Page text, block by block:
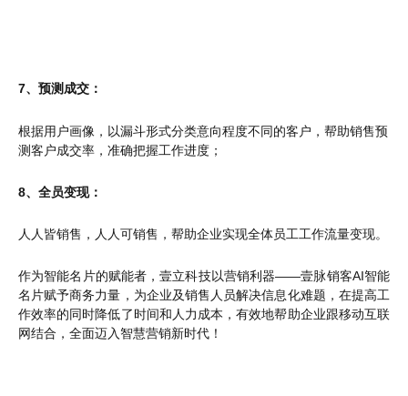
7、预测成交：
根据用户画像，以漏斗形式分类意向程度不同的客户，帮助销售预
测客户成交率，准确把握工作进度；
8、全员变现：
人人皆销售，人人可销售，帮助企业实现全体员工工作流量变现。
作为智能名片的赋能者，壹立科技以营销利器——壹脉销客AI智能
名片赋予商务力量，为企业及销售人员解决信息化难题，在提高工
作效率的同时降低了时间和人力成本，有效地帮助企业跟移动互联
网结合，全面迈入智慧营销新时代！